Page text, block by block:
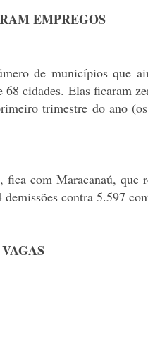
EMPREGOS
de municípios que
cidades. Elas ficaram
trimestre do ano
com Maracanaú, que
contra 5.597